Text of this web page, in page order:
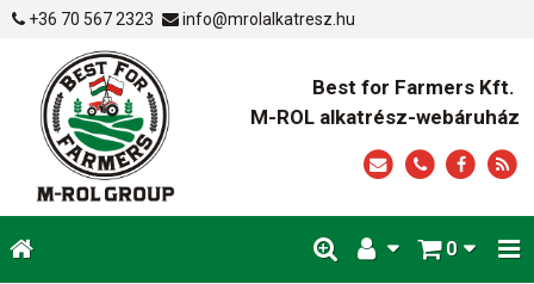
+36 70 567 2323 info@mrolalkatresz.hu
Best for Farmers Kft.
M-ROL alkatrész-webáruház
0